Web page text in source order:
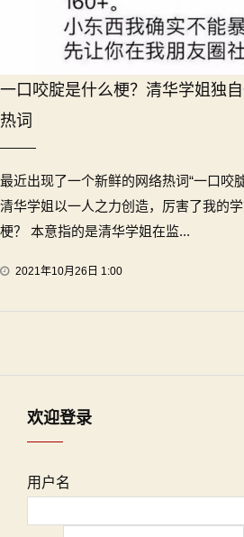
一口咬腚是什么梗？清华学姐独
热词
最近出现了一个新鲜的网络热词“一口咬
清华学姐以一人之力创造，厉害了我的
梗？ 本意指的是清华学姐在监...
2021年10月26日 1:00
欢迎登录
用户名